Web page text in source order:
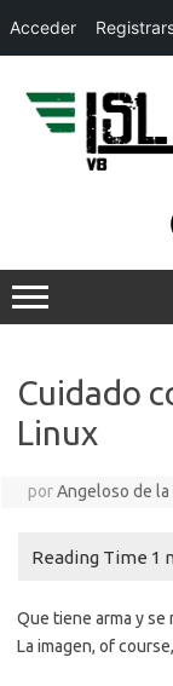
contenido
Cuidado
Linux
porAngeloso de la
Que tiene arma y se
La imagen, of
Acceder